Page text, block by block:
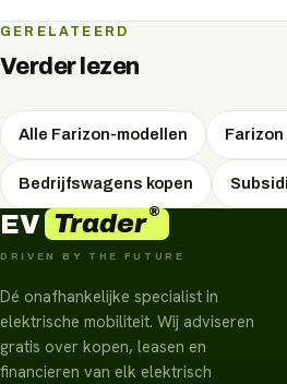
Beide. Je kunt een Farizon kopen,
leasen of zakelijk leasen. We
GERELATEERD
Verder lezen
Alle Farizon-modellen
Bedrijfswagens kopen
EV Trader®
DRIVEN BY THE FUTURE
Dé onafhankelijke specialist in
elektrische mobiliteit. Wij adviseren
gratis over kopen, leasen en
financieren van elk elektrisch